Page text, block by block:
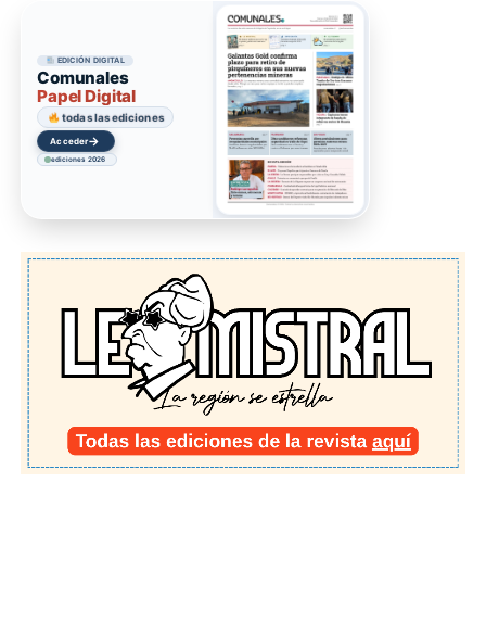
EDICIÓN DIGITAL
Comunales
Papel Digital
todas las ediciones
Acceder→
ediciones 2026